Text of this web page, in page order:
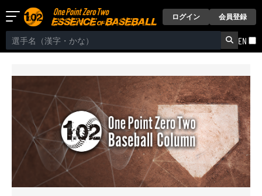
ログイン 会員登録
EN